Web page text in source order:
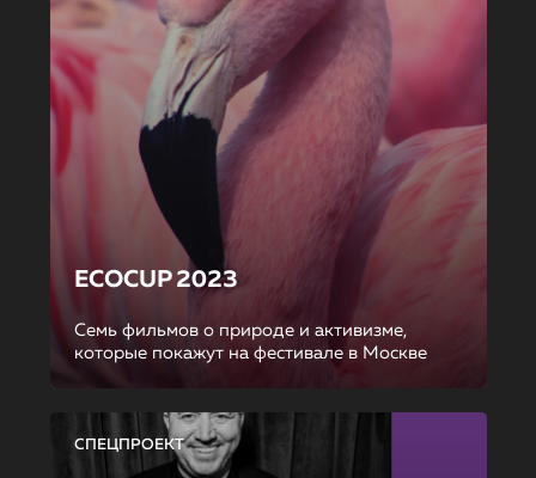
ECOCUP 2023
Семь фильмов о природе и активизме,
которые покажут на фестивале в Москве
СПЕЦПРОЕКТ